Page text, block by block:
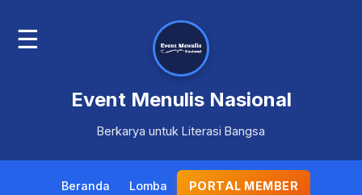
☰
Event Menulis Nasional
Berkarya untuk Literasi Bangsa
Beranda Lomba PORTAL MEMBER